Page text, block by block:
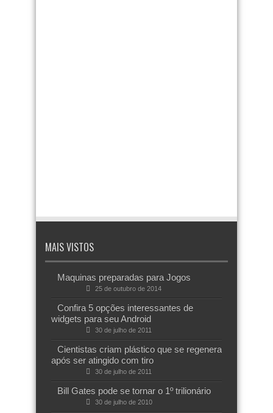
MAIS VISTOS
Maquinas preparadas para Jogos
25 de outubro de 2014
Confira 5 opções interessantes de
widgets para seu Android
30 de julho de 2011
Cientistas criam plástico que se regenera
após ser atingido com tiro
30 de julho de 2011
Bill Gates pode se tornar o 1º trilionário
30 de julho de 2010